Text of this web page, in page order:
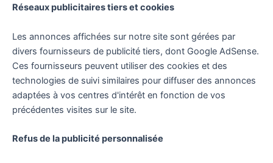
Réseaux publicitaires tiers et cookies
Les annonces affichées sur notre site sont gérées par
divers fournisseurs de publicité tiers, dont Google AdSense.
Ces fournisseurs peuvent utiliser des cookies et des
technologies de suivi similaires pour diffuser des annonces
adaptées à vos centres d'intérêt en fonction de vos
précédentes visites sur le site.
Refus de la publicité personnalisée